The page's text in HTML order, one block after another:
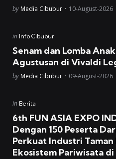
Posted
by Media Cibubur 10-August-2026
Posted
in Info Cibubur
Senam dan Lomba
Agustusan di Vivaldi
Posted
by Media Cibubur 09-August-2026
Posted
in Berita
6th FUN ASIA EXPO
Dengan 150 Peserta
Perkuat Industri Taman
Ekosistem Pariwisata